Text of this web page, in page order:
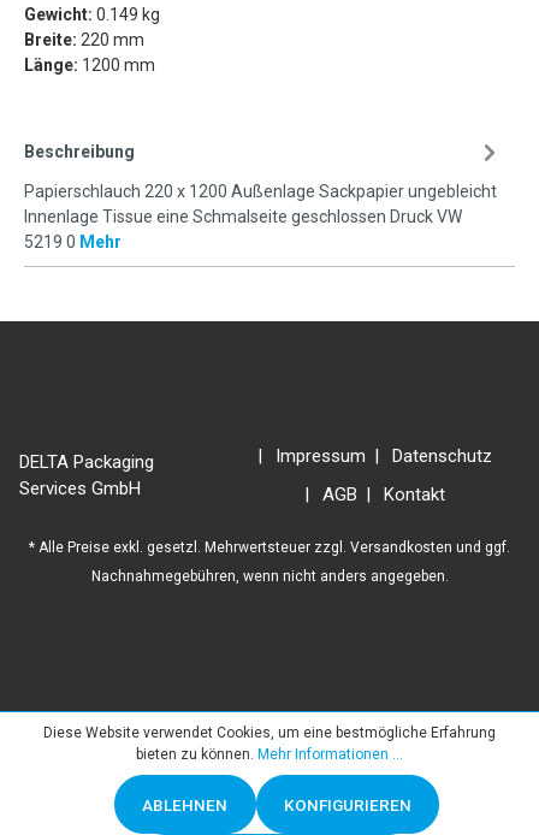
Gewicht: 0.149 kg
Breite: 220 mm
Länge: 1200 mm
Beschreibung
Papierschlauch 220 x 1200 Außenlage Sackpapier ungebleicht
Innenlage Tissue eine Schmalseite geschlossen Druck VW
5219 0 Mehr
DELTA Packaging
Services GmbH
Impressum
Datenschutz
AGB
Kontakt
* Alle Preise exkl. gesetzl. Mehrwertsteuer zzgl. Versandkosten und ggf.
Nachnahmegebühren, wenn nicht anders angegeben.
Diese Website verwendet Cookies, um eine bestmögliche Erfahrung
bieten zu können. Mehr Informationen ...
ABLEHNEN KONFIGURIEREN